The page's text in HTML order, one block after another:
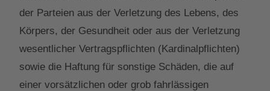
der Parteien aus der Verletzung des Lebens, des
Körpers, der Gesundheit oder aus der Verletzung
wesentlicher Vertragspflichten (Kardinalpflichten)
sowie die Haftung für sonstige Schäden, die auf
einer vorsätzlichen oder grob fahrlässigen